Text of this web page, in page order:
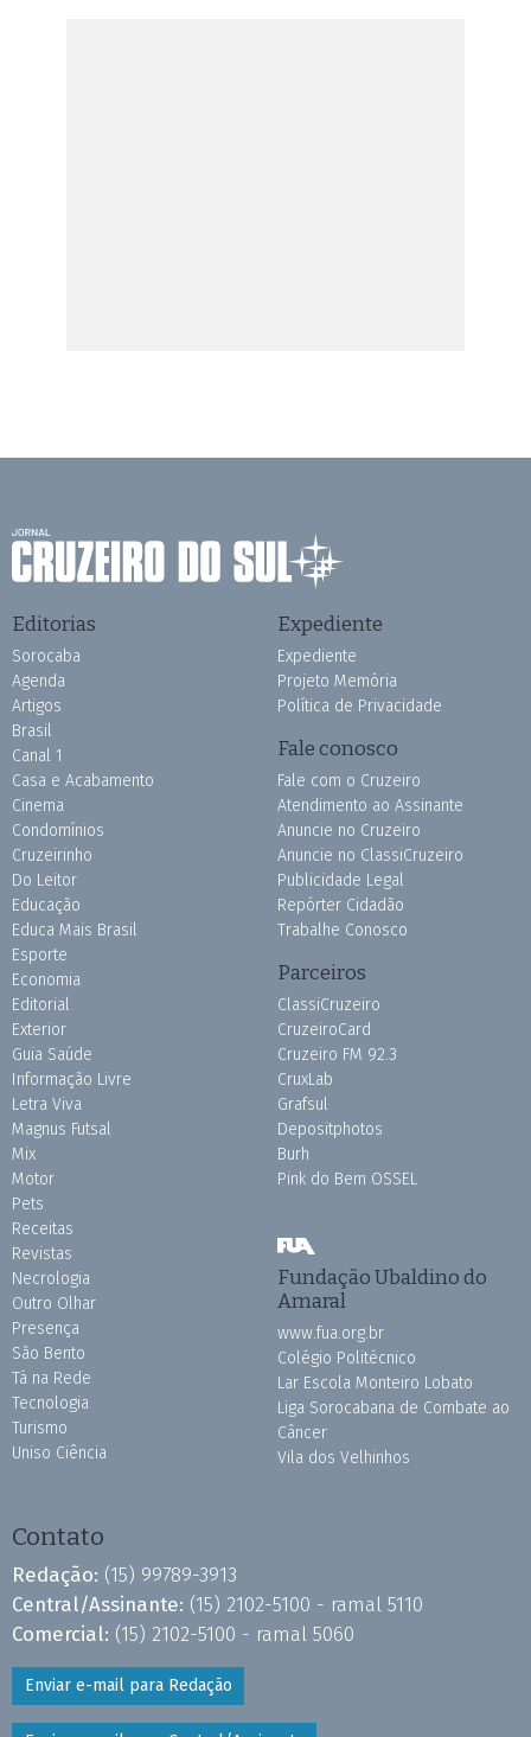
Editorias
Sorocaba
Agenda
Artigos
Brasil
Canal 1
Casa e Acabamento
Cinema
Condomínios
Cruzeirinho
Do Leitor
Educação
Educa Mais Brasil
Esporte
Economia
Editorial
Exterior
Guia Saúde
Informação Livre
Letra Viva
Magnus Futsal
Mix
Motor
Pets
Receitas
Revistas
Necrologia
Outro Olhar
Presença
São Bento
Tá na Rede
Tecnologia
Turismo
Uniso Ciência
Expediente
Expediente
Projeto Memória
Política de Privacidade
Fale conosco
Fale com o Cruzeiro
Atendimento ao Assinante
Anuncie no Cruzeiro
Anuncie no ClassiCruzeiro
Publicidade Legal
Repórter Cidadão
Trabalhe Conosco
Parceiros
ClassiCruzeiro
CruzeiroCard
Cruzeiro FM 92.3
CruxLab
Grafsul
Depositphotos
Burh
Pink do Bem OSSEL
Fundação Ubaldino do
Amaral
www.fua.org.br
Colégio Politécnico
Lar Escola Monteiro Lobato
Liga Sorocabana de Combate ao
Câncer
Vila dos Velhinhos
Contato
Redação: (15) 99789-3913
Central/Assinante: (15) 2102-5100 - ramal 5110
Comercial: (15) 2102-5100 - ramal 5060
Enviar e-mail para Redação